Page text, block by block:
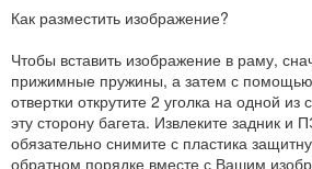
Как разместить изображение?
Чтобы вставить изображение в раму,
прижимные пружины, а затем с
отвертки открутите 2 уголка на одной
эту сторону багета. Извлеките задник и
обязательно снимите с пластика
обратном порядке вместе с Вашим